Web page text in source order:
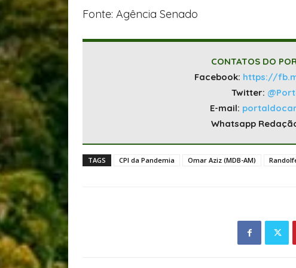
Fonte: Agência Senado
CONTATOS DO
Facebook: https://
Twitter:
E-mail:
Whatsapp
TAGS CPI da Pandemia Omar Aziz (MDB-AM)